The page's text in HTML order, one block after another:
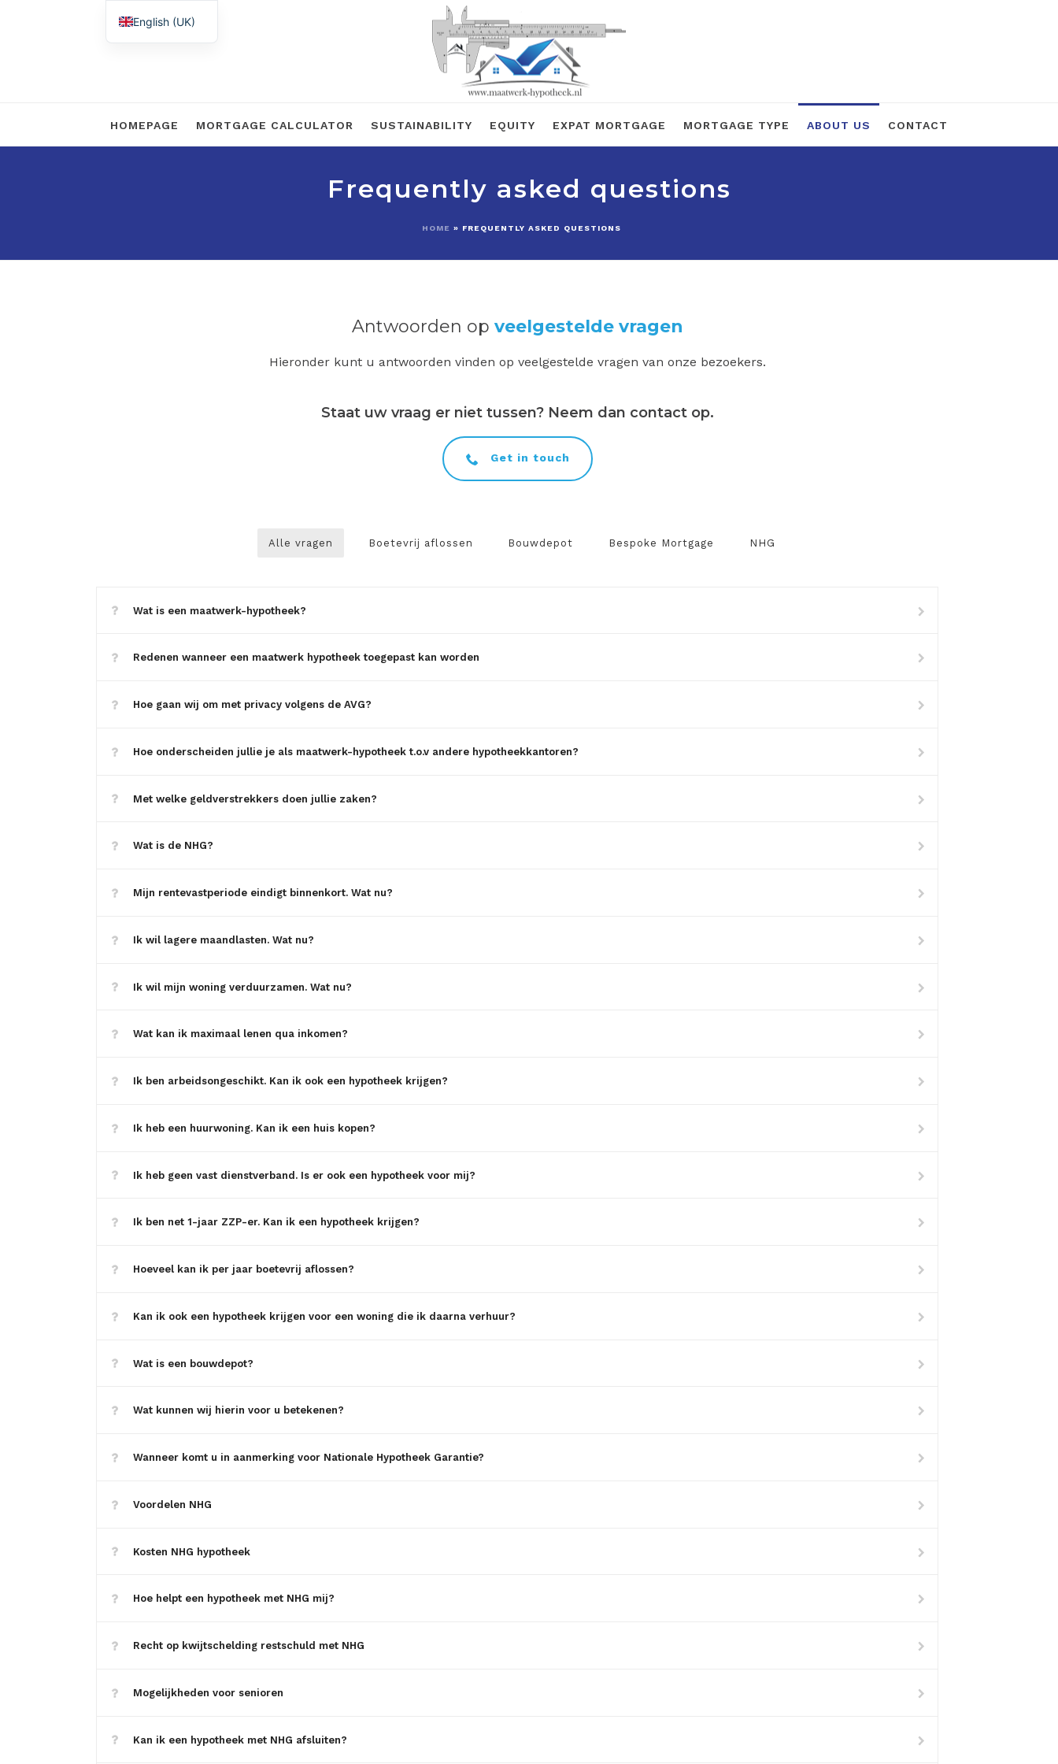
HOMEPAGE MORTGAGE CALCULATOR SUSTAINABILITY EQUITY EXPAT MORTGAGE MORTGAGE TYPE ABOUT US CONTACT
Frequently asked questions
HOME » FREQUENTLY ASKED QUESTIONS
Antwoorden op veelgestelde vragen
Hieronder kunt u antwoorden vinden op veelgestelde vragen van onze bezoekers.
Staat uw vraag er niet tussen? Neem dan contact op.
Get in touch
Alle vragen Boetevrij aflossen Bouwdepot Bespoke Mortgage NHG
Wat is een maatwerk-hypotheek?
Redenen wanneer een maatwerk hypotheek toegepast kan worden
Hoe gaan wij om met privacy volgens de AVG?
Hoe onderscheiden jullie je als maatwerk-hypotheek t.o.v andere hypotheekkantoren?
Met welke geldverstrekkers doen jullie zaken?
Wat is de NHG?
Mijn rentevastperiode eindigt binnenkort. Wat nu?
Ik wil lagere maandlasten. Wat nu?
Ik wil mijn woning verduurzamen. Wat nu?
Wat kan ik maximaal lenen qua inkomen?
Ik ben arbeidsongeschikt. Kan ik ook een hypotheek krijgen?
Ik heb een huurwoning. Kan ik een huis kopen?
Ik heb geen vast dienstverband. Is er ook een hypotheek voor mij?
Ik ben net 1-jaar ZZP-er. Kan ik een hypotheek krijgen?
Hoeveel kan ik per jaar boetevrij aflossen?
Kan ik ook een hypotheek krijgen voor een woning die ik daarna verhuur?
Wat is een bouwdepot?
Wat kunnen wij hierin voor u betekenen?
Wanneer komt u in aanmerking voor Nationale Hypotheek Garantie?
Voordelen NHG
Kosten NHG hypotheek
Hoe helpt een hypotheek met NHG mij?
Recht op kwijtschelding restschuld met NHG
Mogelijkheden voor senioren
Kan ik een hypotheek met NHG afsluiten?
English (UK)